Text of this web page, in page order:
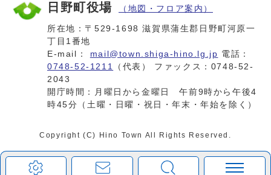
日野町役場 （地図・フロア案内）
所在地：〒529-1698 滋賀県蒲生郡日野町河原一
丁目1番地
E-mail： mail@town.shiga-hino.lg.jp 電話：
0748-52-1211 （代表） ファックス：0748-52-
2043
開庁時間：月曜日から金曜日 午前9時から午後4
時45分（土曜・日曜・祝日・年末・年始を除く）
Copyright (C) Hino Town All Rights Reserved.